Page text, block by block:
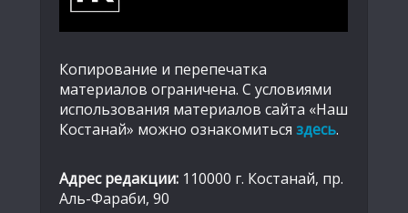
Копирование и перепечатка
материалов ограничена. С условиями
использования материалов сайта «Наш
Костанай» можно ознакомиться здесь.
Адрес редакции: 110000 г. Костанай, пр.
Аль-Фараби, 90